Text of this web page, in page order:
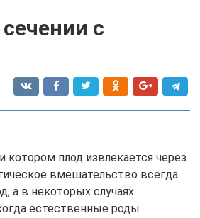
с
плод извлекается через
вмешательство всегда
а в некоторых случаях
естественные роды